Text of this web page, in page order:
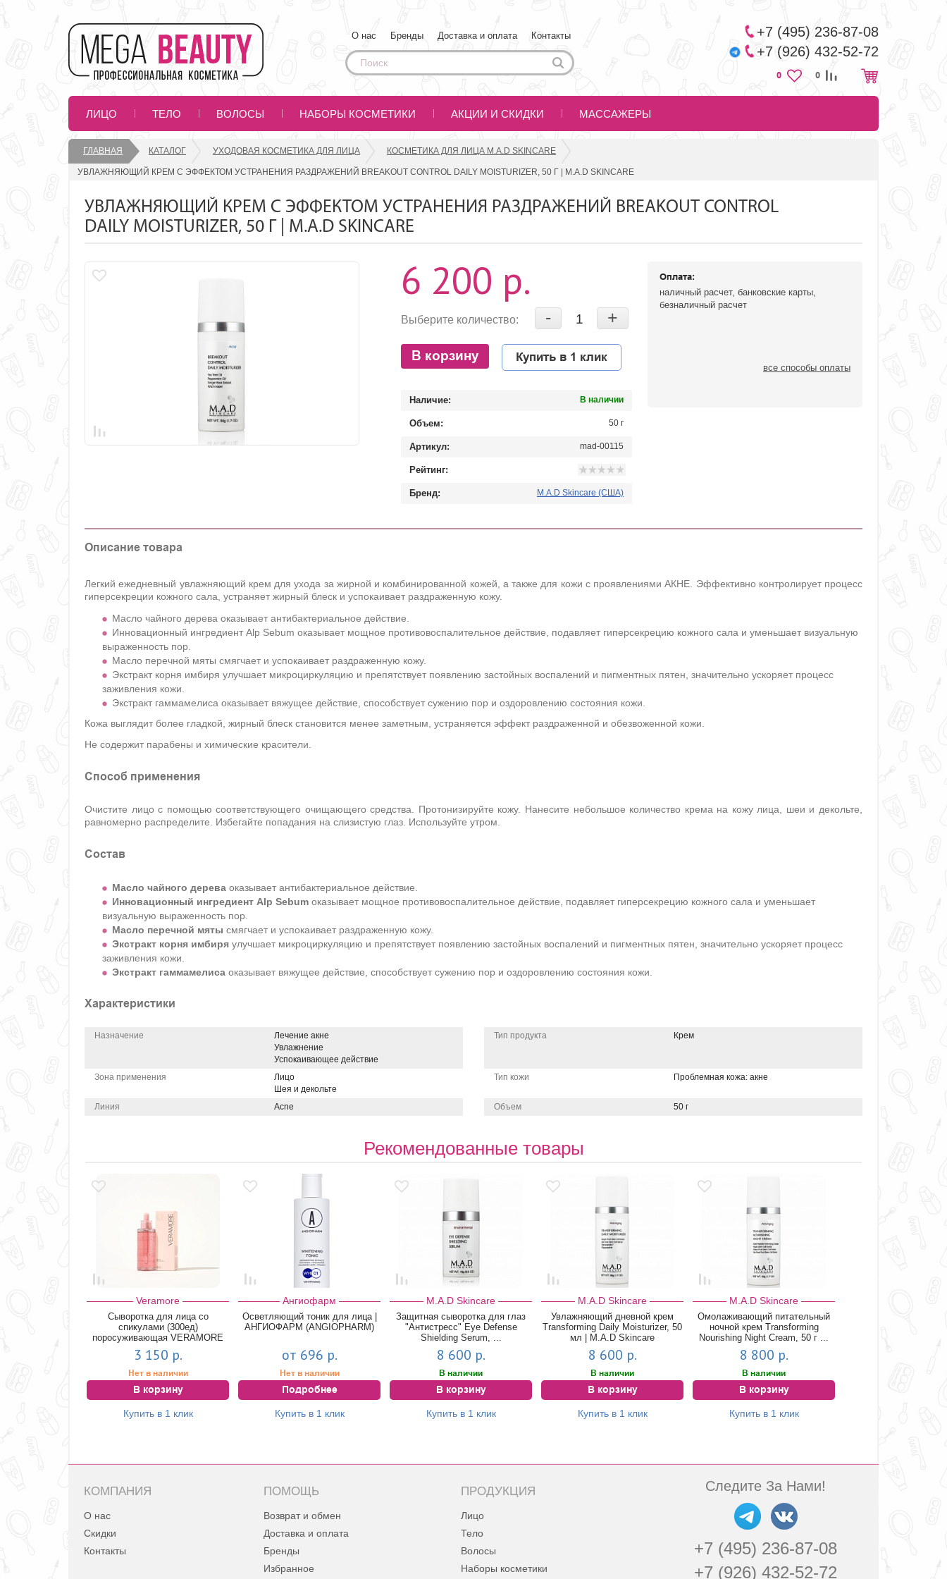
О нас Бренды Доставка и оплата Контакты
+7 (495) 236-87-08
+7 (926) 432-52-72
0 0
ЛИЦО ТЕЛО ВОЛОСЫ НАБОРЫ КОСМЕТИКИ АКЦИИ И СКИДКИ МАССАЖЕРЫ
ГЛАВНАЯ КАТАЛОГ УХОДОВАЯ КОСМЕТИКА ДЛЯ ЛИЦА КОСМЕТИКА ДЛЯ ЛИЦА M.A.D SKINCARE
УВЛАЖНЯЮЩИЙ КРЕМ С ЭФФЕКТОМ УСТРАНЕНИЯ РАЗДРАЖЕНИЙ BREAKOUT CONTROL DAILY MOISTURIZER, 50 Г | M.A.D SKINCARE
УВЛАЖНЯЮЩИЙ КРЕМ С ЭФФЕКТОМ УСТРАНЕНИЯ РАЗДРАЖЕНИЙ BREAKOUT CONTROL
DAILY MOISTURIZER, 50 Г | M.A.D SKINCARE
6 200 р.
Выберите количество: - +
В корзину Купить в 1 клик
Наличие: В наличии
Объем: 50 г
Артикул: mad-00115
Рейтинг:
Бренд: M.A.D Skincare (США)
Оплата:
наличный расчет, банковские карты,
безналичный расчет
все способы оплаты
Описание товара
Легкий ежедневный увлажняющий крем для ухода за жирной и комбинированной кожей, а также для кожи с проявлениями АКНЕ. Эффективно контролирует процесс
гиперсекреции кожного сала, устраняет жирный блеск и успокаивает раздраженную кожу.
Масло чайного дерева оказывает антибактериальное действие.
Инновационный ингредиент Alp Sebum оказывает мощное противовоспалительное действие, подавляет гиперсекрецию кожного сала и уменьшает визуальную
выраженность пор.
Масло перечной мяты смягчает и успокаивает раздраженную кожу.
Экстракт корня имбиря улучшает микроциркуляцию и препятствует появлению застойных воспалений и пигментных пятен, значительно ускоряет процесс
заживления кожи.
Экстракт гаммамелиса оказывает вяжущее действие, способствует сужению пор и оздоровлению состояния кожи.
Кожа выглядит более гладкой, жирный блеск становится менее заметным, устраняется эффект раздраженной и обезвоженной кожи.
Не содержит парабены и химические красители.
Способ применения
Очистите лицо с помощью соответствующего очищающего средства. Протонизируйте кожу. Нанесите небольшое количество крема на кожу лица, шеи и декольте,
равномерно распределите. Избегайте попадания на слизистую глаз. Используйте утром.
Состав
Масло чайного дерева оказывает антибактериальное действие.
Инновационный ингредиент Alp Sebum оказывает мощное противовоспалительное действие, подавляет гиперсекрецию кожного сала и уменьшает
визуальную выраженность пор.
Масло перечной мяты смягчает и успокаивает раздраженную кожу.
Экстракт корня имбиря улучшает микроциркуляцию и препятствует появлению застойных воспалений и пигментных пятен, значительно ускоряет процесс
заживления кожи.
Экстракт гаммамелиса оказывает вяжущее действие, способствует сужению пор и оздоровлению состояния кожи.
Характеристики
Назначение
Лечение акне
Увлажнение
Успокаивающее действие
Зона применения
Лицо
Шея и декольте
Линия
Acne
Тип продукта Крем
Тип кожи Проблемная кожа: акне
Объем 50 г
Рекомендованные товары
Veramore
Сыворотка для лица со
спикулами (300ед)
поросуживающая VERAMORE
shrink pore spic...
3 150 р.
Нет в наличии
В корзину
Купить в 1 клик
Ангиофарм
Осветляющий тоник для лица |
АНГИОФАРМ (ANGIOPHARM)
от 696 р.
Нет в наличии
Подробнее
Купить в 1 клик
M.A.D Skincare
Защитная сыворотка для глаз
"Антистресс" Eye Defense
Shielding Serum, ...
8 600 р.
В наличии
В корзину
Купить в 1 клик
M.A.D Skincare
Увлажняющий дневной крем
Transforming Daily Moisturizer, 50
мл | M.A.D Skincare
8 600 р.
В наличии
В корзину
Купить в 1 клик
M.A.D Skincare
Омолаживающий питательный
ночной крем Transforming
Nourishing Night Cream, 50 г ...
8 800 р.
В наличии
В корзину
Купить в 1 клик
КОМПАНИЯ
О нас
Скидки
Контакты
ПОМОЩЬ
Возврат и обмен
Доставка и оплата
Бренды
Избранное
ПРОДУКЦИЯ
Лицо
Тело
Волосы
Наборы косметики
Следите За Нами!
+7 (495) 236-87-08
+7 (926) 432-52-72